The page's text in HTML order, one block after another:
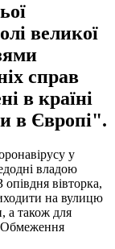
великої
справ
в країні
в Європі".
у
владою
вівторка,
на вулицю
а також для
Обмеження